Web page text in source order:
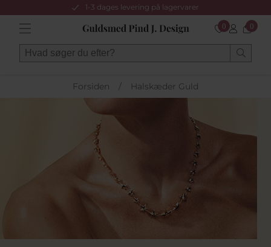
1-3 dages levering på lagervarer
0 0
Forsiden / Halskæder Guld